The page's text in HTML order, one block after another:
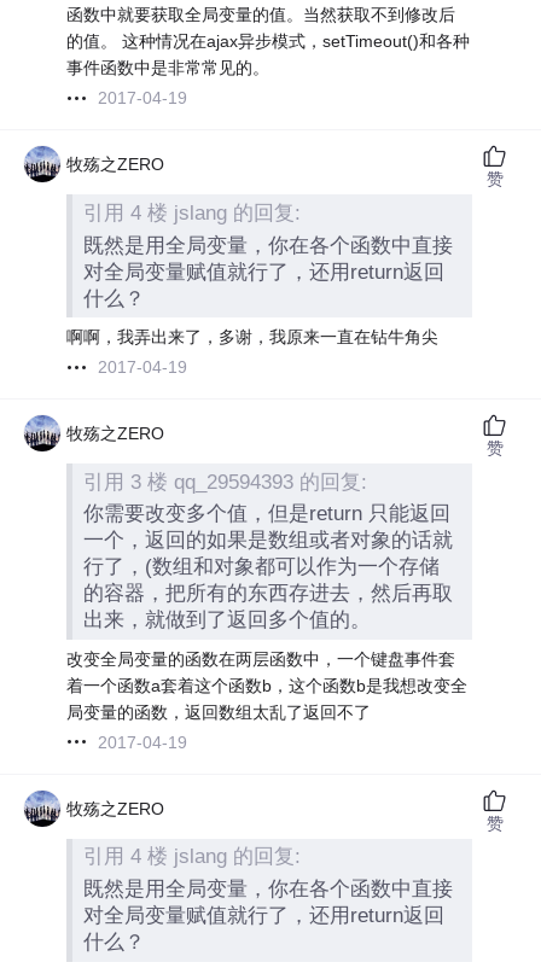
函数中就要获取全局变量的值。当然获取不到修改后
的值。 这种情况在ajax异步模式，setTimeout()和各种
事件函数中是非常常见的。
2017-04-19
牧殇之ZERO
引用 4 楼 jslang 的回复:
既然是用全局变量，你在各个函数中直接
对全局变量赋值就行了，还用return返回
什么？
啊啊，我弄出来了，多谢，我原来一直在钻牛角尖
2017-04-19
赞
牧殇之ZERO
引用 3 楼 qq_29594393 的回复:
你需要改变多个值，但是return 只能返回
一个，返回的如果是数组或者对象的话就
行了，(数组和对象都可以作为一个存储
的容器，把所有的东西存进去，然后再取
出来，就做到了返回多个值的。
改变全局变量的函数在两层函数中，一个键盘事件套
着一个函数a套着这个函数b，这个函数b是我想改变全
局变量的函数，返回数组太乱了返回不了
2017-04-19
赞
牧殇之ZERO
引用 4 楼 jslang 的回复:
既然是用全局变量，你在各个函数中直接
对全局变量赋值就行了，还用return返回
什么？
赞